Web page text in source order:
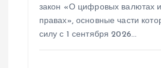
закон «О цифровых валютах
правах», основные части
силу с 1 сентября 2026…